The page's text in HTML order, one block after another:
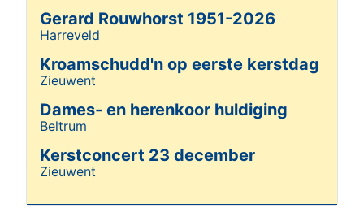
Gerard Rouwhorst 1951-2026
Details
Harreveld
Kroamschudd'n op eerste kerstdag
Details
Zieuwent
Dames- en herenkoor huldiging
Details
Beltrum
Kerstconcert 23 december
Details
Zieuwent